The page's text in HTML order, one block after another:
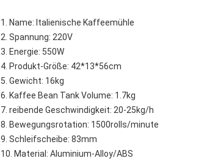
1. Name: Italienische Kaffeemühle
2. Spannung: 220V
3. Energie: 550W
4. Produkt-Größe: 42*13*56cm
5. Gewicht: 16kg
6. Kaffee Bean Tank Volume: 1.7kg
7. reibende Geschwindigkeit: 20-25kg/h
8. Bewegungsrotation: 1500rolls/minute
9. Schleifscheibe: 83mm
10. Material: Aluminium-Alloy/ABS